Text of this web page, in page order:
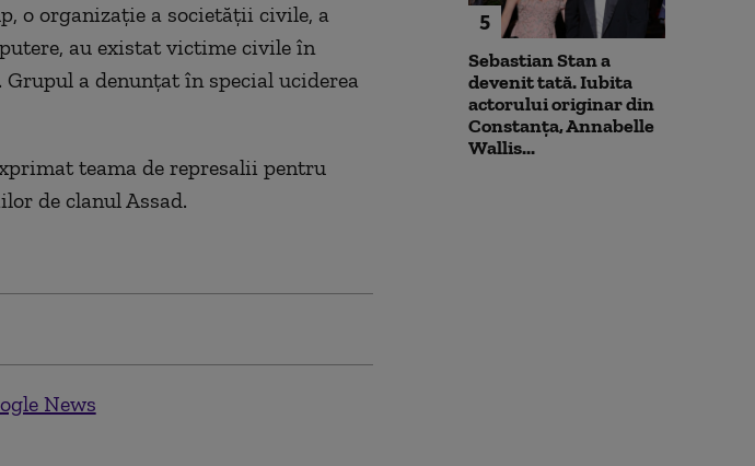
o organizaţie a societăţii civile, a
au existat victime civile în
a denunţat în special uciderea
teama de represalii pentru
de clanul Assad.
News
5
Sebastian Stan a
devenit tată. Iubita
actorului originar din
Constanța, Annabelle
Wallis...